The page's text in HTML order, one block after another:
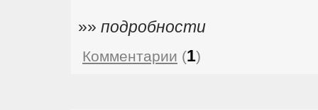
»» подробности
Комментарии (1)